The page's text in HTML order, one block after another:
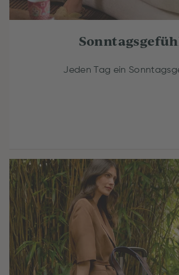
Jeden Tag ein